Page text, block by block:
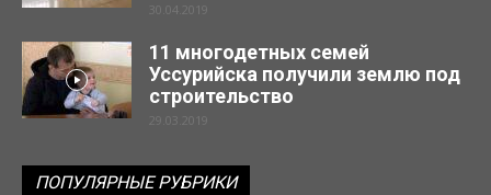
30.04.2019
11 многодетных семей
Уссурийска получили землю под
строительство
29.03.2019
ПОПУЛЯРНЫЕ РУБРИКИ